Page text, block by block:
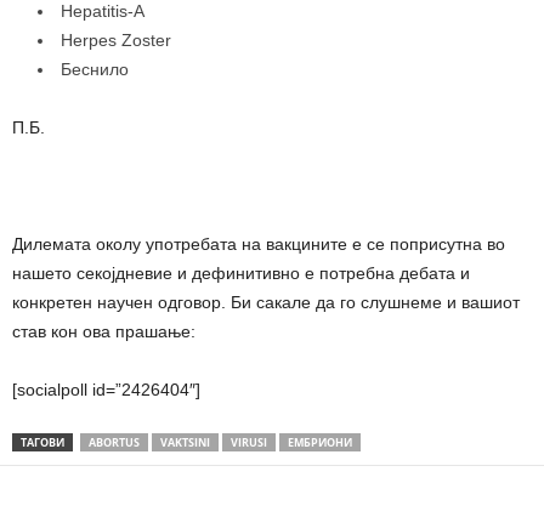
Hepatitis-A
Herpes Zoster
Беснило
П.Б.
Дилемата околу употребата на вакцините е се поприсутна во
нашето секојдневие и дефинитивно е потребна дебата и
конкретен научен одговор. Би сакале да го слушнеме и вашиот
став кон ова прашање:
[socialpoll id=”2426404″]
ТАГОВИ ABORTUS VAKTSINI VIRUSI ЕМБРИОНИ